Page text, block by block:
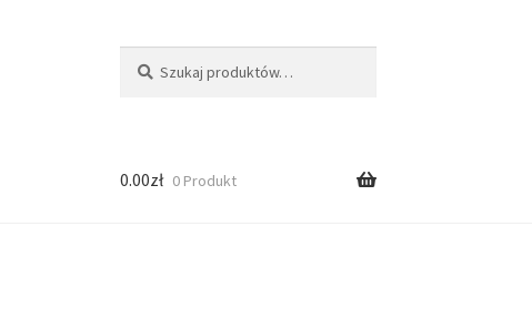
0.00zł 0 Produkt